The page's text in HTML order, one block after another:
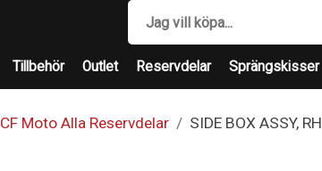
Tillbehör Outlet Reservdelar Sprängskisser
CF Moto Alla Reservdelar SIDE BOX ASSY, RH